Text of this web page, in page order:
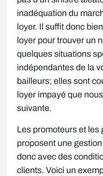
inadéquation du
loyer. Il suffit donc
loyer pour trouver un
quelques situations
indépendantes de la
bailleurs; elles sont
loyer impayé que
suivante.
Les promoteurs et les
proposent une
donc avec des
clients. Voici un